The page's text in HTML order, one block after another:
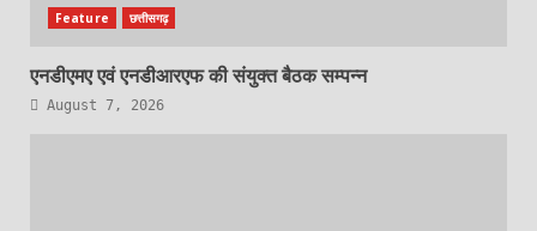
Feature छत्तीसगढ़
एनडीएमए एवं एनडीआरएफ की संयुक्त बैठक सम्पन्न
August 7, 2026